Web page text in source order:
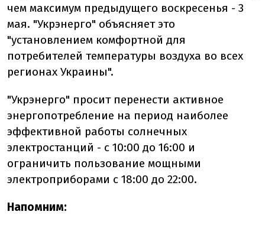
чем максимум предыдущего воскресенья - 3
мая. "Укрэнерго" объясняет это
"установлением комфортной для
потребителей температуры воздуха во всех
регионах Украины".
"Укрэнерго" просит перенести активное
энергопотребление на период наиболее
эффективной работы солнечных
электростанций - с 10:00 до 16:00 и
ограничить пользование мощными
электроприборами с 18:00 до 22:00.
Напомним: